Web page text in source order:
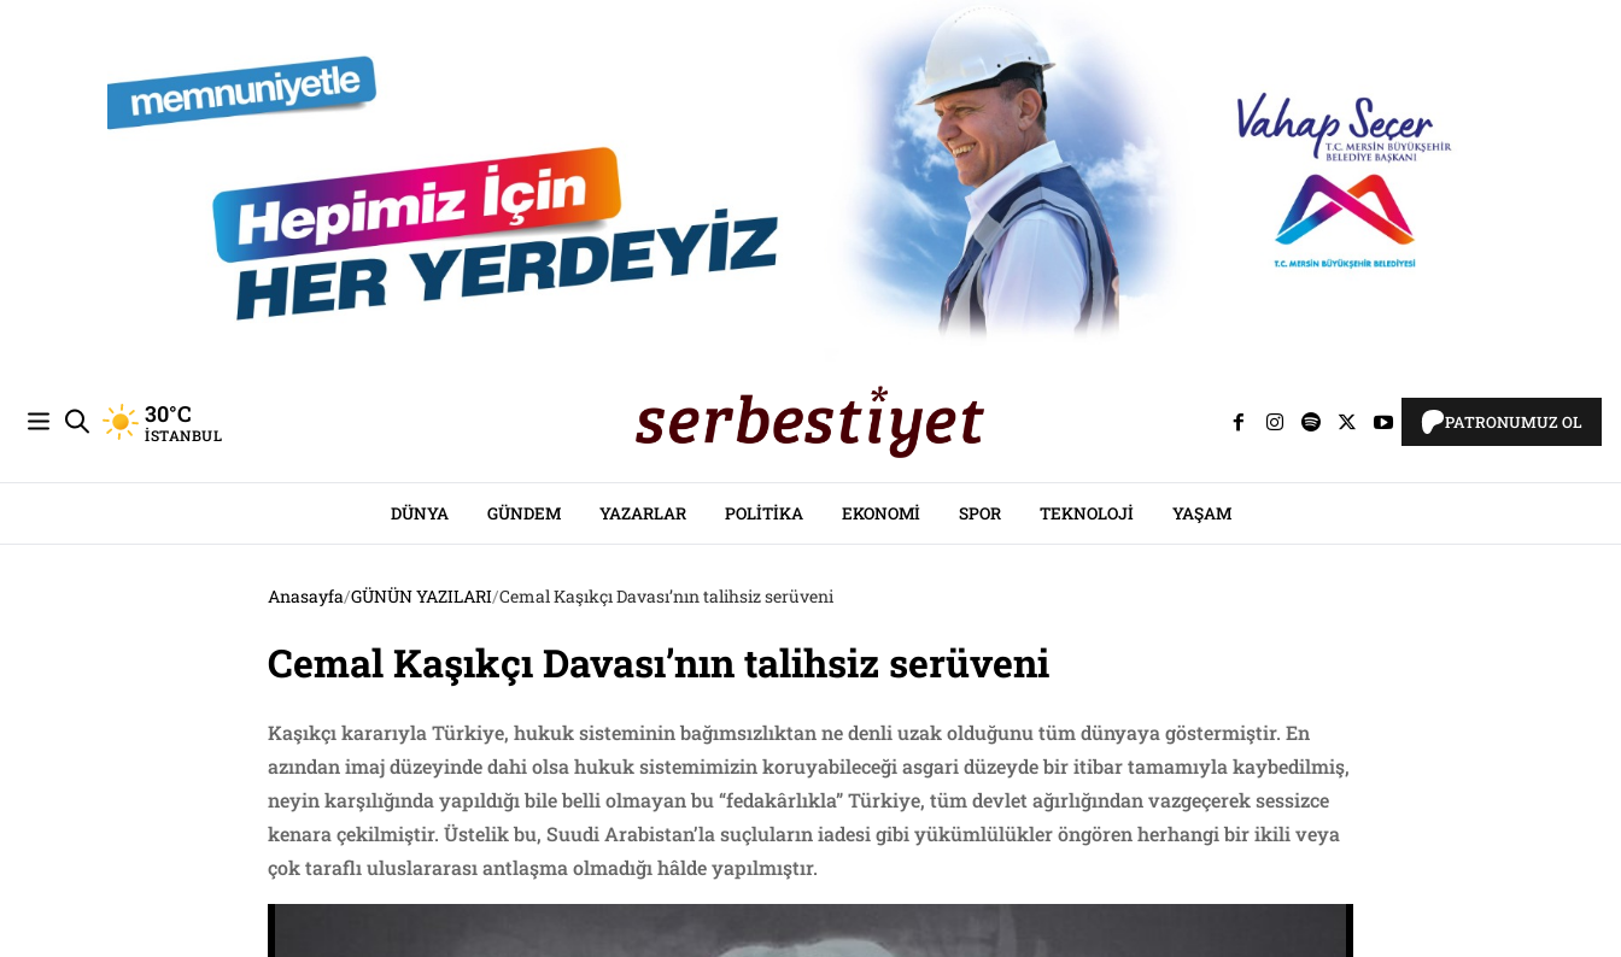
30°C
İSTANBUL
PATRONUMUZ OL
DÜNYA GÜNDEM YAZARLAR POLITIKA EKONOMI SPOR TEKNOLOJI YAŞAM
Anasayfa/GÜNÜN YAZILARI/Cemal Kaşıkçı Davası’nın talihsiz serüveni
Cemal Kaşıkçı Davası’nın talihsiz serüveni
Kaşıkçı kararıyla Türkiye, hukuk sisteminin bağımsızlıktan ne denli uzak olduğunu tüm dünyaya göstermiştir. En
azından imaj düzeyinde dahi olsa hukuk sistemimizin koruyabileceği asgari düzeyde bir itibar tamamıyla kaybedilmiş,
neyin karşılığında yapıldığı bile belli olmayan bu “fedakârlıkla” Türkiye, tüm devlet ağırlığından vazgeçerek sessizce
kenara çekilmiştir. Üstelik bu, Suudi Arabistan’la suçluların iadesi gibi yükümlülükler öngören herhangi bir ikili veya
çok taraflı uluslararası antlaşma olmadığı hâlde yapılmıştır.